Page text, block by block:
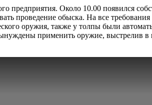
предприятия. Около 10.00 появился
проведение обыска. На все
оружия, также у толпы были
применить оружие, выстрелив в